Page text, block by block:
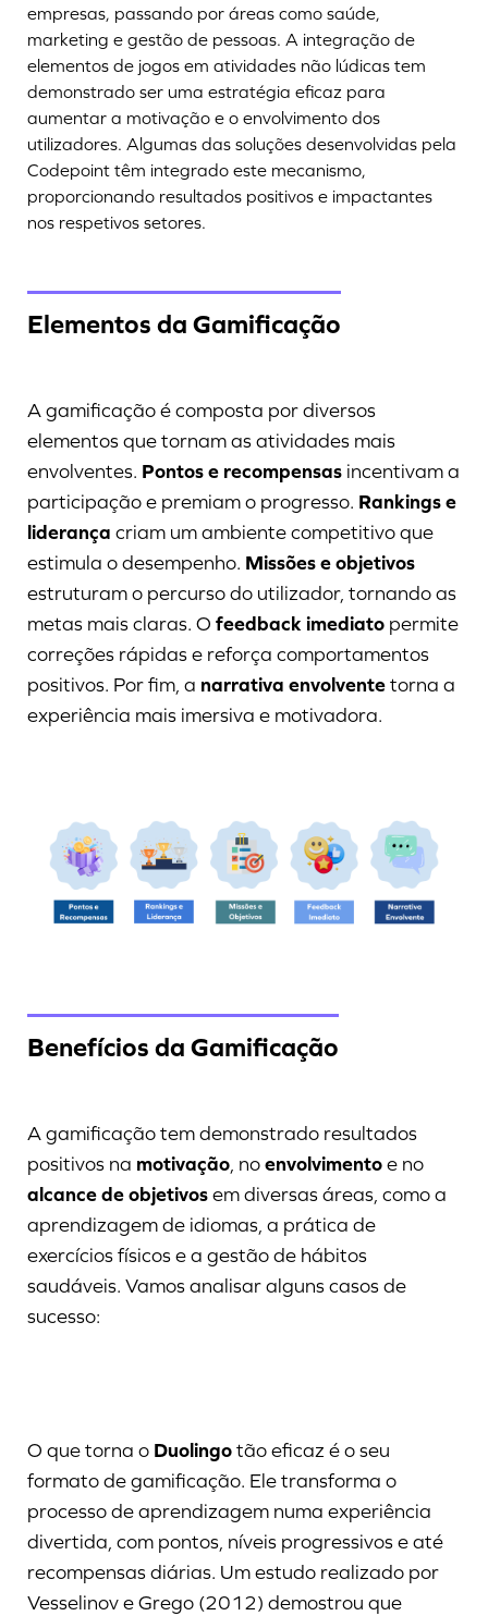
empresas, passando por áreas como saúde,
marketing e gestão de pessoas. A integração de
elementos de jogos em atividades não lúdicas tem
demonstrado ser uma estratégia eficaz para
aumentar a motivação e o envolvimento dos
utilizadores. Algumas das soluções desenvolvidas pela
Codepoint têm integrado este mecanismo,
proporcionando resultados positivos e impactantes
nos respetivos setores.
Elementos da Gamificação
A gamificação é composta por diversos
elementos que tornam as atividades mais
envolventes. Pontos e recompensas incentivam a
participação e premiam o progresso. Rankings e
liderança criam um ambiente competitivo que
estimula o desempenho. Missões e objetivos
estruturam o percurso do utilizador, tornando as
metas mais claras. O feedback imediato permite
correções rápidas e reforça comportamentos
positivos. Por fim, a narrativa envolventetorna a
experiência mais imersiva e motivadora.
Benefícios da Gamificação
A gamificação tem demonstrado resultados
positivos na motivação, noenvolvimentoe no
alcance de objetivosem diversas áreas, como a
aprendizagem de idiomas, a prática de
exercícios físicos e a gestão de hábitos
saudáveis. Vamos analisar alguns casos de
sucesso:
O que torna o Duolingotão eficaz é o seu
formato de gamificação. Ele transforma o
processo de aprendizagem numa experiência
divertida, com pontos, níveis progressivos e até
recompensas diárias. Um estudo realizado por
Vesselinov e Grego (2012) demostrou que